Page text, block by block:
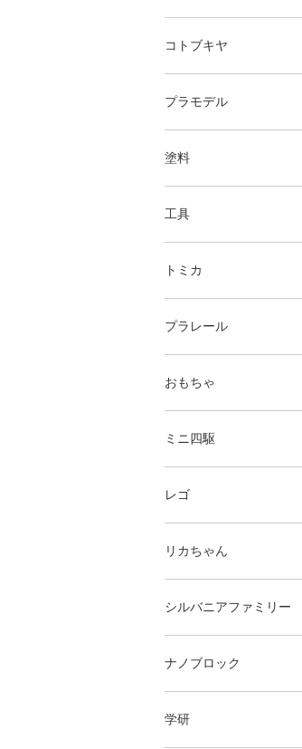
コトブキヤ
プラモデル
塗料
工具
トミカ
プラレール
おもちゃ
ミニ四駆
レゴ
リカちゃん
シルバニアファミリー
ナノブロック
学研